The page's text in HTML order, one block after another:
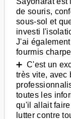
de souris,
sous-sol et
investi
J'ai
fourmis
➕ C'est un
très vite, avec
toutes les
qu'il allait
lutter contre